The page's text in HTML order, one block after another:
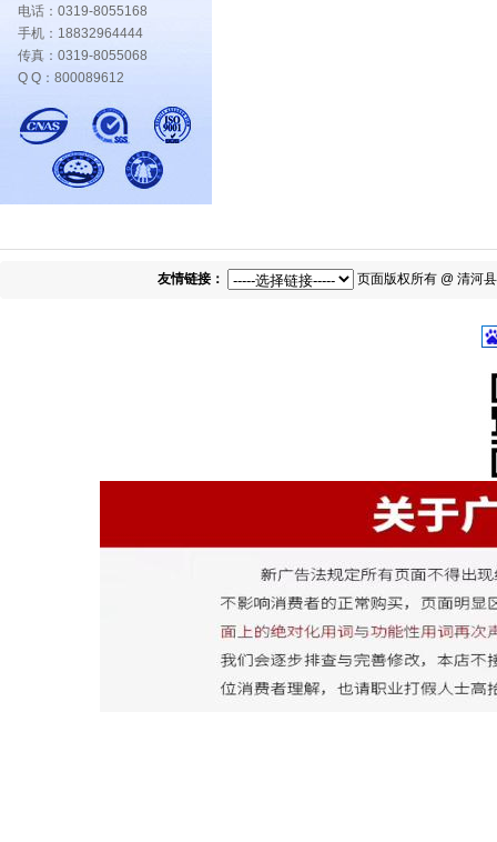
电话：0319-8055168
手机：18832964444
传真：0319-8055068
Q Q：800089612
友情链接： 页面版权所有 @ 清河